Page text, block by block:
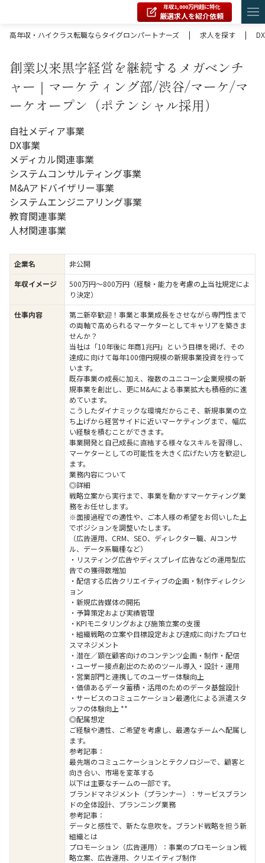
年収1,000万円超に特化
厳選求人を紹介依頼
高年収・ハイクラス転職ならタイグロンパートナーズ
| 求人を探す |
創業以来黒字経営を継続するメガベンチ
ャー｜マーケティング部/渋谷/マーケ/マ
ーケオープン（ポテンシャル採用）
自社メディア事業
DX事業
メディカル関連事業
システムコンサルティング事業
M&Aアドバイザリー事業
システムエンジニアリング事業
教育関連事業
人材関連事業
企業名
非公開
年収イメージ
500万円〜800万円（経験・能力を考慮の上当社規定によ
り決定）
仕事内容
第二新卒歓迎！事業と事業成長をさせながら専門性まで
の両軸で高められるマーケターとしてキャリアを築きま
せんか？
当社は「10年後に年商1兆円」という目標を掲げ、その
達成に向けて毎年100億円規模の新規事業投資を行って
います。
既存事業の成長に加え、複数のユニコーン企業規模の新
規事業を創出し、更にM&Aによる事業拡大も積極的に進
めています。
こうしたダイナミックな環境だからこそ、新規事業の立
ち上げから経営サイドに近いマーケティングまで、幅広
い経験を積むことができます。
事業開発と自己成長に直結する様々なスキルを習得し、
マーケターとしての可能性を大きく広げたい方を歓迎し
ます。
業務内容について
◎詳細
戦略立案から実行まで、事業を動かすマーケティング業
務をお任せします。
※面接過程での適性や、ご本人様の希望をお伺いした上
でポジションを調整いたします。
（広告運用、CRM、SEO、ディレクター職、AIコンサ
ル、データ系職種など）
・リスティング広告やディスプレイ広告などの運用型広
告での獲得数増加
・配信する広告クリエイティブの企画・制作ディレクシ
ョン
・新規広告媒体の開拓
・予算策定および実績管理
・KPIモニタリングおよび施策立案の支援
・組織戦略の立案や目標設定および達成に向けたプロセ
スマネジメント
・潜在／顕在顧客向けのコンテンツ企画・制作・配信
・ユーザー接点創出のためのツール導入・設計・運用
・営業部門と連携してのユーザー体験向上
・価値あるデータ蓄積・活用のためのデータ基盤設計
・サービスのコミュニケーション最適化による派遣スタ
ッフの体験向上 **
◎配属想定
ご経験や適性、ご希望を考慮し、最適なチームへ配属し
ます。
参考記事：
最先端のコミュニケーションとテクノロジーで、顧客と
向き合い、市場を変革する
以下は主要なチームの一部です。
ブランドマネジメント（プランナー）：サービスブラン
ドの全体設計、プランニング業務
参考記事：
データと感性で、新たな息吹を。ブランド戦略を担う新
組織とは
プロモーション（広告運用）：事業のプロモーション戦
略立案、広告運用、クリエイティブ制作